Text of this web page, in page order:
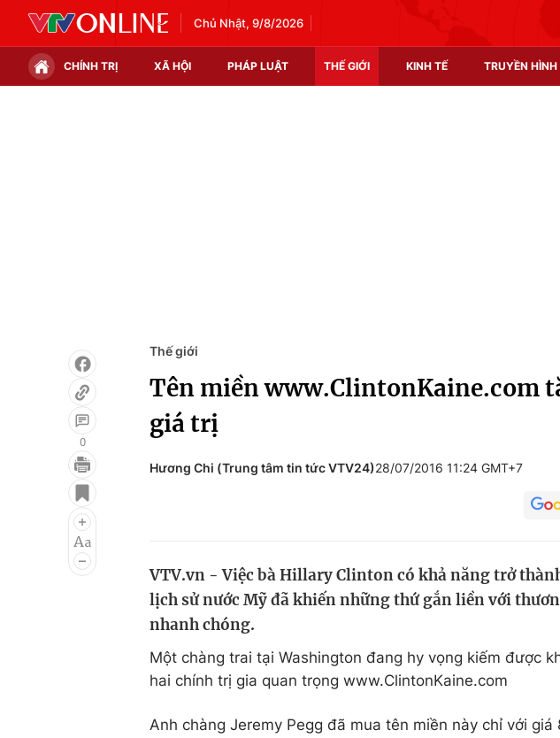
Chủ Nhật, 9/8/2026
CHÍNH TRỊ XÃ HỘI PHÁP LUẬT THẾ GIỚI KINH TẾ TRUYỀN HÌNH
Điện ảnh
Âm nhạc
Chất lượng cuộc sống
Tuyển sinh
0
Thế giới
Tên miền www.ClintonKaine.com
giá trị
Hương Chi (Trung tâm tin tức VTV24)28/07/2016 11:24 GMT+7
VTV.vn - Việc bà Hillary Clinton có khả năng trở
lịch sử nước Mỹ đã khiến những thứ gắn liền với
nhanh chóng.
Một chàng trai tại Washington đang hy vọng kiếm được
hai chính trị gia quan trọng www.ClintonKaine.com
Anh chàng Jeremy Pegg đã mua tên miền này chỉ với giá